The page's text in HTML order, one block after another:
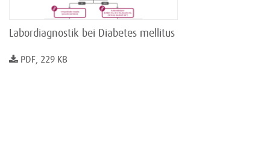
Labordiagnostik bei Diabetes mellitus
PDF, 229 KB